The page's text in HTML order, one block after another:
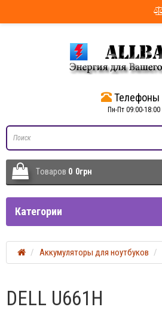
Телефоны
Пн-Пт 09:00-18:00
Tоваров 0 0грн
Категории
Аккумуляторы для ноутбуков
DELL U661H